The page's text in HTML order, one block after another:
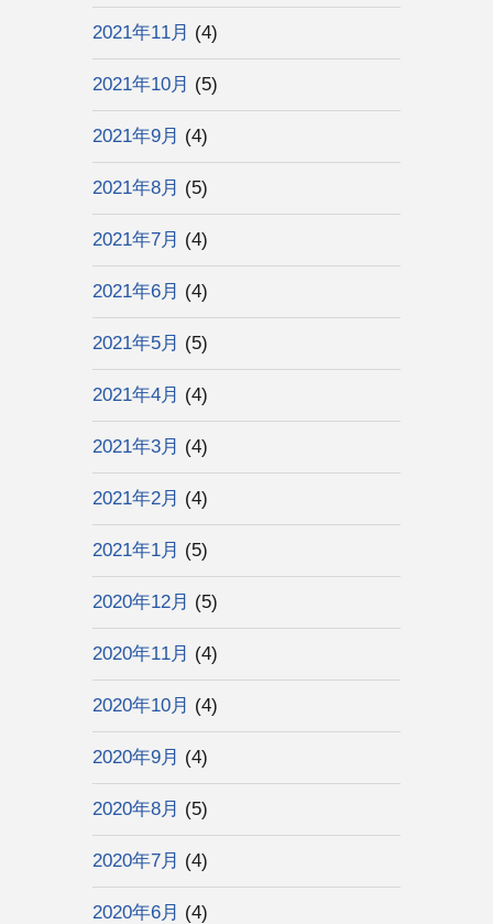
2021年11月 (4)
2021年10月 (5)
2021年9月 (4)
2021年8月 (5)
2021年7月 (4)
2021年6月 (4)
2021年5月 (5)
2021年4月 (4)
2021年3月 (4)
2021年2月 (4)
2021年1月 (5)
2020年12月 (5)
2020年11月 (4)
2020年10月 (4)
2020年9月 (4)
2020年8月 (5)
2020年7月 (4)
2020年6月 (4)